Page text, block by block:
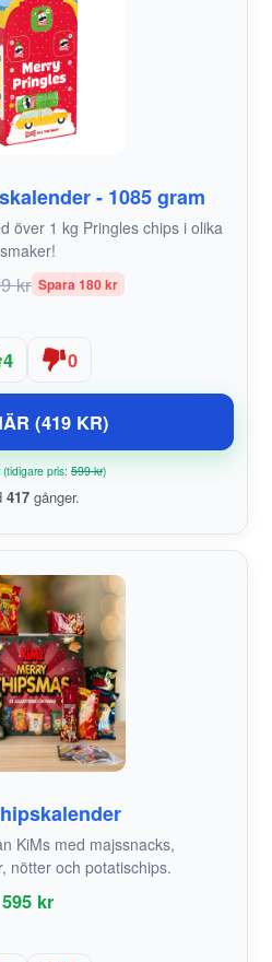
- 1085 gram
över 1 kg Pringles chips i olika
smaker!
kr Spara 180 kr
4 0
(419 KR)
(tidigare pris: 599 kr)
417 gånger.
KiMs med majssnacks,
nötter och potatischips.
595 kr